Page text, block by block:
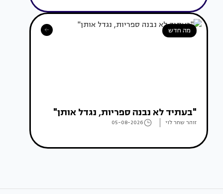
מה חדש
"בעתיד לא נבנה ספריות, נגדל אותן"
זוהר שחר לוי 05-08-2026